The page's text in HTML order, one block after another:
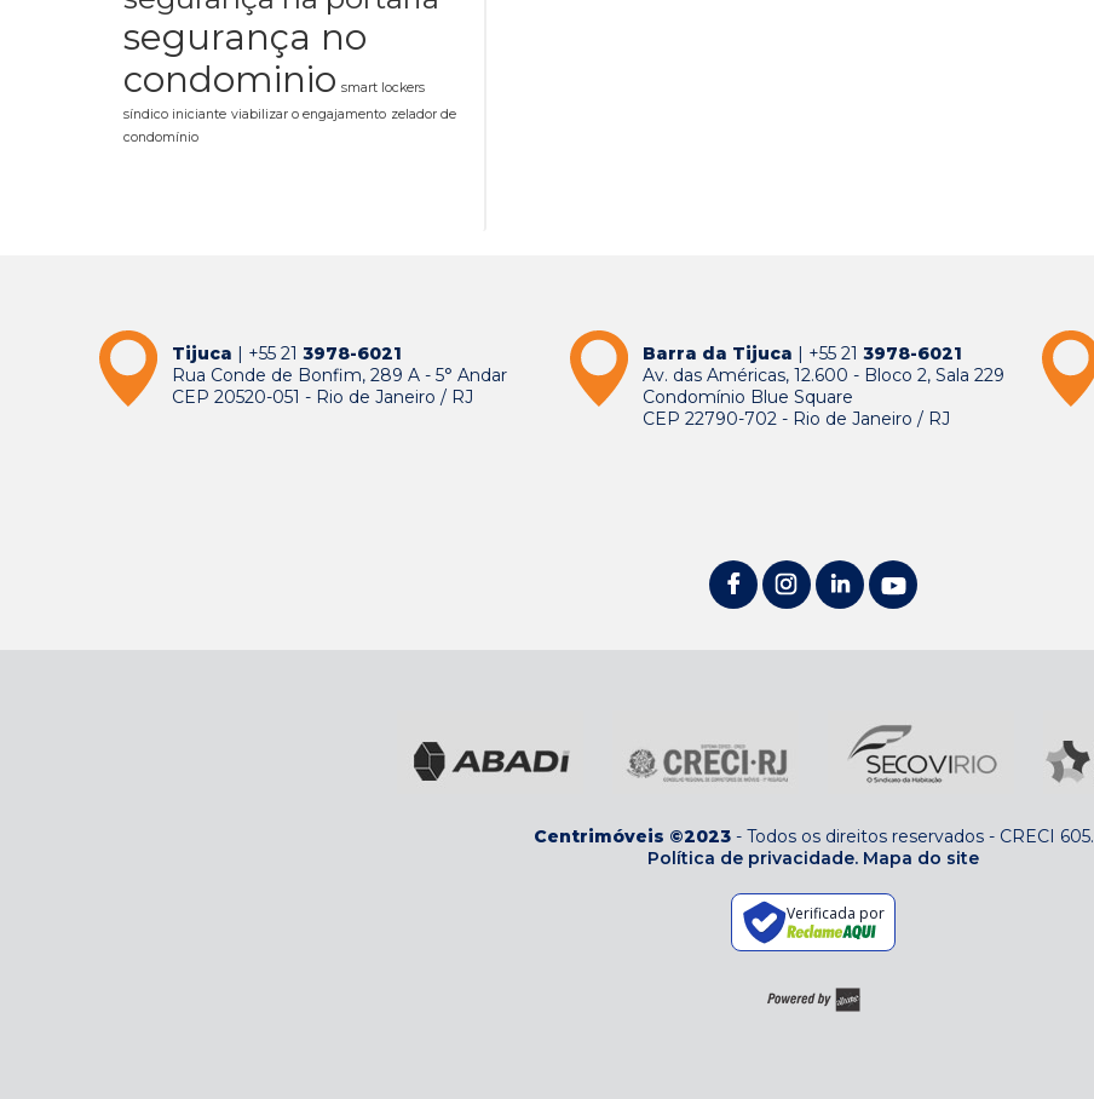
segurança no
condominio smart lockers
síndico iniciante viabilizar o engajamento zelador de
condomínio
Tijuca | +55 21 3978-6021
Rua Conde de Bonfim, 289 A - 5° Andar
CEP 20520-051 - Rio de Janeiro / RJ
Barra da Tijuca | +55 213978-6021
Av. das Américas, 12.600 - Bloco 2, Sala 229
Condomínio Blue Square
CEP 22790-702 - Rio de Janeiro / RJ
Centrimóveis ©2023- Todos os direitos reservados- CRECI 605.
Política de privacidade. Mapa do site
Verificada por